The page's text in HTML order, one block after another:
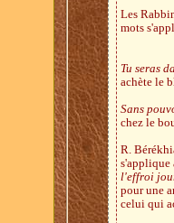
Les
mots
Tu seras
achète le
Sans
chez le
R.
s'applique
l'effroi
pour une
celui qui